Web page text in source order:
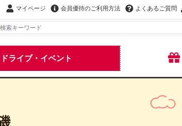
マイページ 会員優待のご利用方法 よくあるご質問
ドライブ・イベント